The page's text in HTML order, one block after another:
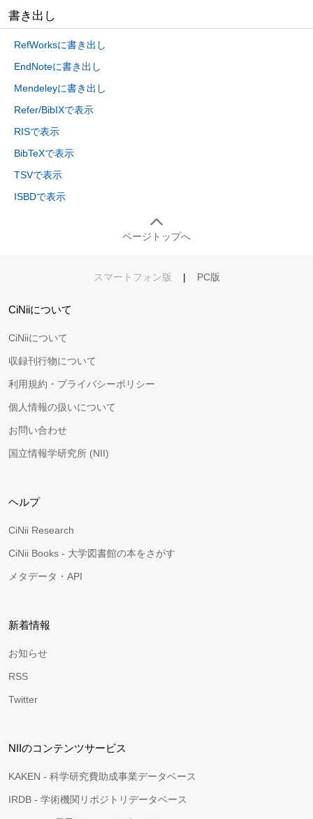
書き出し
RefWorksに書き出し
EndNoteに書き出し
Mendeleyに書き出し
Refer/BibIXで表示
RISで表示
BibTeXで表示
TSVで表示
ISBDで表示
ページトップへ
スマートフォン版 | PC版
CiNiiについて
CiNiiについて
収録刊行物について
利用規約・プライバシーポリシー
個人情報の扱いについて
お問い合わせ
国立情報学研究所 (NII)
ヘルプ
CiNii Research
CiNii Books - 大学図書館の本をさがす
メタデータ・API
新着情報
お知らせ
RSS
Twitter
NIIのコンテンツサービス
KAKEN - 科学研究費助成事業データベース
IRDB - 学術機関リポジトリデータベース